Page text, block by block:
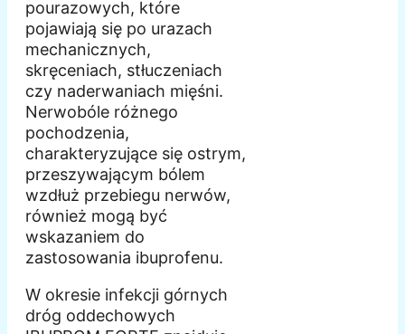
pourazowych, które
pojawiają się po urazach
mechanicznych,
skręceniach, stłuczeniach
czy naderwaniach mięśni.
Nerwobóle różnego
pochodzenia,
charakteryzujące się ostrym,
przeszywającym bólem
wzdłuż przebiegu nerwów,
również mogą być
wskazaniem do
zastosowania ibuprofenu.
W okresie infekcji górnych
dróg oddechowych